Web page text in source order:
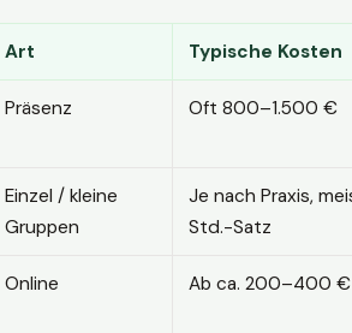
Art Typische Kosten
Präsenz Oft 800–1.500 €
Einzel / kleine
Gruppen
Je nach Praxis,
Std.-Satz
Online Ab ca. 200–400 €